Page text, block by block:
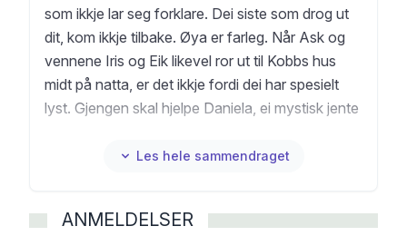
som ikkje lar seg forklare. Dei siste som drog ut
dit, kom ikkje tilbake. Øya er farleg. Når Ask og
vennene Iris og Eik likevel ror ut til Kobbs hus
midt på natta, er det ikkje fordi dei har spesielt
lyst. Gjengen skal hjelpe Daniela, ei mystisk jente
har eit oppdrag på øya. Det skal vise seg at eit
førestilt seg.
Les hele sammendraget
ANMELDELSER